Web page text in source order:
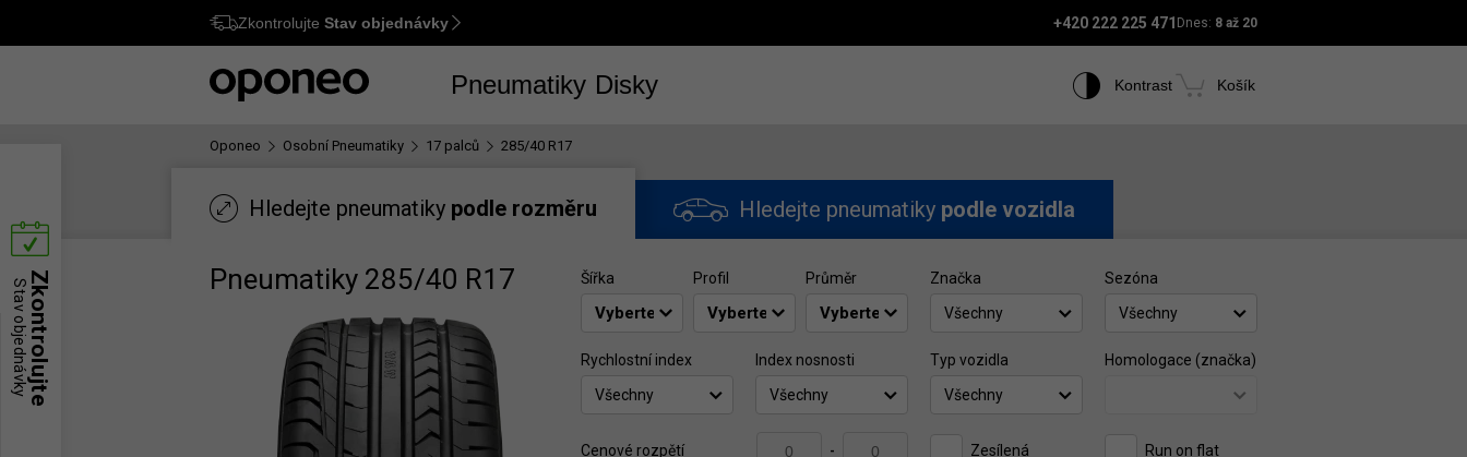
Ctrl M
Zkontrolujte Stav objednávky +420 222 225 471 Dnes: 8 až 20
Pneumatiky Disky Kontrast Košík
Oponeo Osobní Pneumatiky 17 palců 285/40 R17
Hledejte pneumatiky podle rozměru Hledejte pneumatiky podle vozidla
Pneumatiky 285/40 R17 Šířka Profil Průměr
Značka
Všechny
Sezóna
Všechny
Rychlostní index
Všechny
Index nosnosti
Všechny
Typ vozidla
Všechny
Homologace (značka)
Cenové rozpětí - Zesílená Run on flat
Zkontrolujte
Stav objednávky